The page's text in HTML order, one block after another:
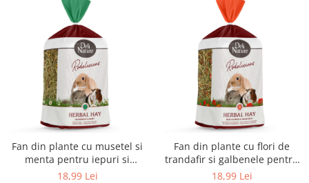
Fan din plante cu musetel si
menta pentru iepuri si
rozatoare – Deli Nature
18,99 Lei
Fan din plante cu flori de
trandafir si galbenele pentru
iepuri si rozatoare – Deli
18,99 Lei